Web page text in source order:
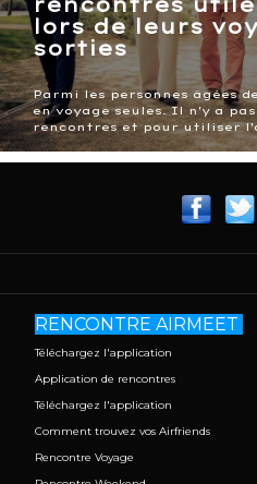
rencontres
lors de leurs
sorties
Parmi les personnes âgées
en voyage seules. Il n'y a
rencontres et pour utiliser
RENCONTRE AIRMEET
Téléchargez l'application
Application de rencontres
Téléchargez l'application
Comment trouvez vos Airfriends
Rencontre Voyage